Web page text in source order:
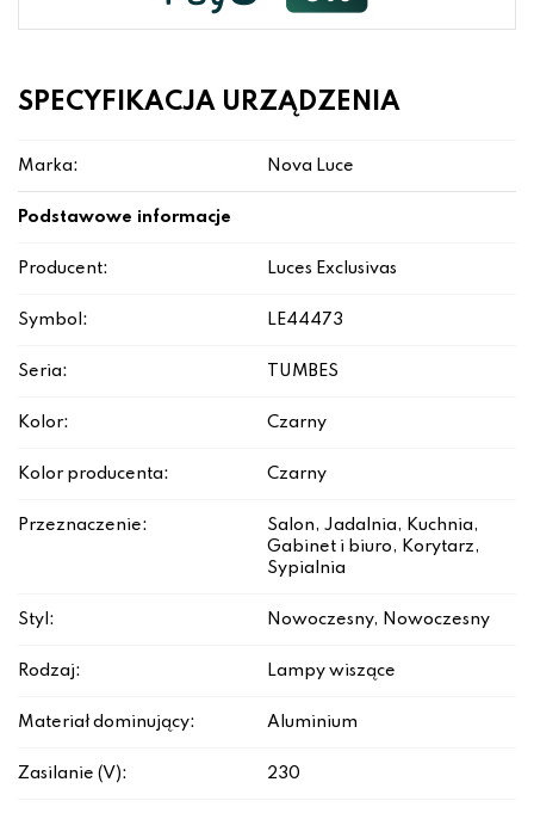
SPECYFIKACJA URZĄDZENIA
Marka: Nova Luce
Podstawowe informacje
Producent: Luces Exclusivas
Symbol: LE44473
Seria: TUMBES
Kolor: Czarny
Kolor producenta: Czarny
Przeznaczenie:
Salon, Jadalnia, Kuchnia,
Gabinet i biuro, Korytarz,
Sypialnia
Styl: Nowoczesny, Nowoczesny
Rodzaj: Lampy wiszące
Materiał dominujący: Aluminium
Zasilanie (V): 230